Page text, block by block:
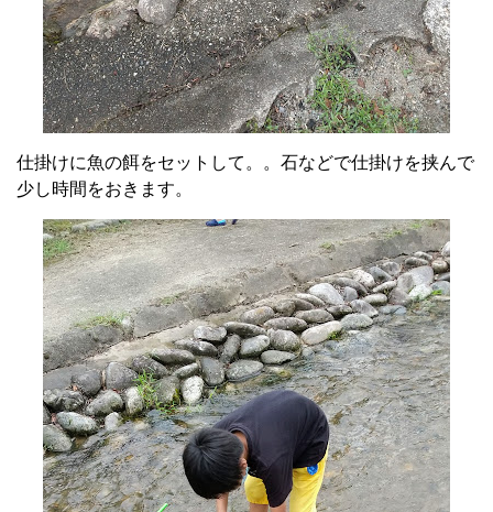
仕掛けに魚の餌をセットして。。石などで仕掛けを挟んで
少し時間をおきます。